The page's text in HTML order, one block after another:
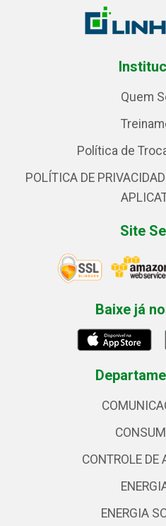
Quem
Política de
POLÍTICA DE
Site
Baixe já
CONTROLE DE
ENERGIA